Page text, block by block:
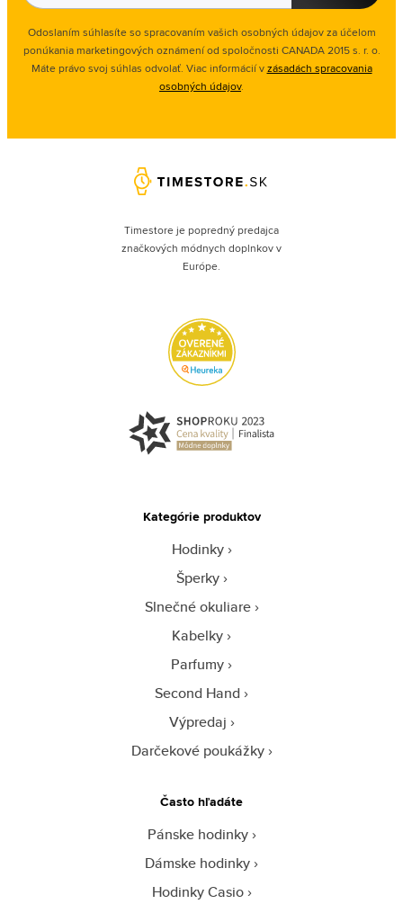
Odoslaním súhlasíte so spracovaním vašich osobných údajov za účelom
ponúkania marketingových oznámení od spoločnosti CANADA 2015 s. r. o.
Máte právo svoj súhlas odvolať. Viac informácií vzásadách spracovania
osobných údajov.
Timestore je popredný predajca
značkových módnych doplnkov v
Európe.
Kategórie produktov
Hodinky
Šperky
Slnečné okuliare
Kabelky
Parfumy
Second Hand
Výpredaj
Darčekové poukážky
Často hľadáte
Pánske hodinky
Dámske hodinky
Hodinky Casio